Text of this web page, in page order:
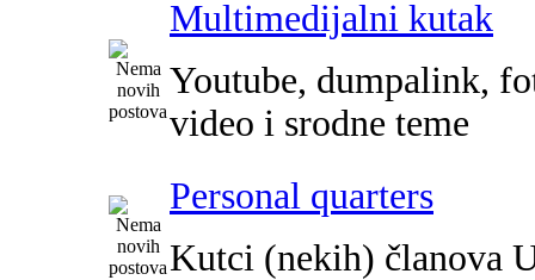
Multimedijalni kutak
Youtube, dumpalink,
video i srodne teme
Personal quarters
Kutci (nekih) članova